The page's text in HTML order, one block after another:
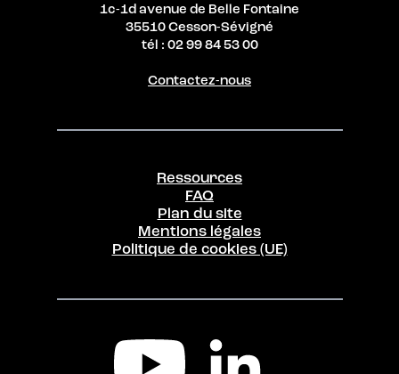
1c-1d avenue de Belle Fontaine
35510 Cesson-Sévigné
tél : 02 99 84 53 00
Contactez-nous
Ressources
FAQ
Plan du site
Mentions légales
Politique de cookies (UE)